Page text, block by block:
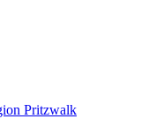
Pritzwalk